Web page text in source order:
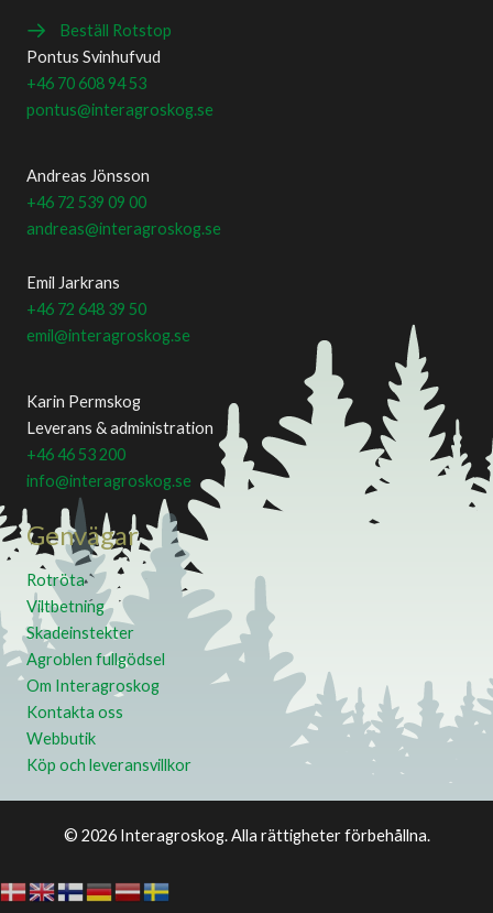
Beställ Rotstop
Pontus Svinhufvud
+46 70 608 94 53
pontus@interagroskog.se
Andreas Jönsson
+46 72 539 09 00
andreas@interagroskog.se
Emil Jarkrans
+46 72 648 39 50
emil@interagroskog.se
Karin Permskog
Leverans & administration
+46 46 53 200
info@interagroskog.se
Genvägar
Rotröta
Viltbetning
Skadeinstekter
Agroblen fullgödsel
Om Interagroskog
Kontakta oss
Webbutik
Köp och leveransvillkor
© 2026 Interagroskog. Alla rättigheter förbehållna.